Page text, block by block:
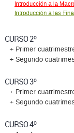
Introducción a la
Introducción a las
CURSO 2º
+ Primer
+ Segundo
CURSO 3º
+ Primer
+ Segundo
CURSO 4º